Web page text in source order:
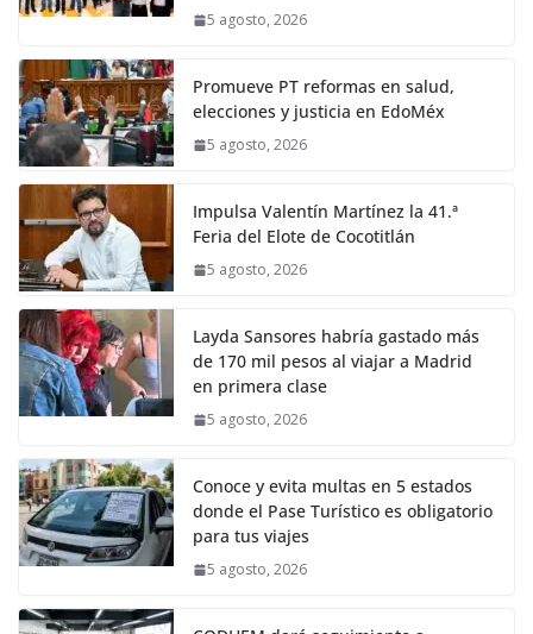
5 agosto, 2026
Promueve PT reformas en salud,
elecciones y justicia en EdoMéx
5 agosto, 2026
Impulsa Valentín Martínez la 41.ª
Feria del Elote de Cocotitlán
5 agosto, 2026
Layda Sansores habría gastado más
de 170 mil pesos al viajar a Madrid
en primera clase
5 agosto, 2026
Conoce y evita multas en 5 estados
donde el Pase Turístico es obligatorio
para tus viajes
5 agosto, 2026